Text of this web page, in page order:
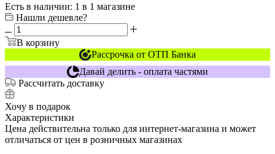
Есть в наличии: 1 в 1 магазине
Нашли дешевле?
В корзину
Рассрочка от ОТП Банка
Давай делить - оплата частями
Рассчитать доставку
Хочу в подарок
Характеристики
Цена действительна только для интернет-магазина и может
отличаться от цен в розничных магазинах